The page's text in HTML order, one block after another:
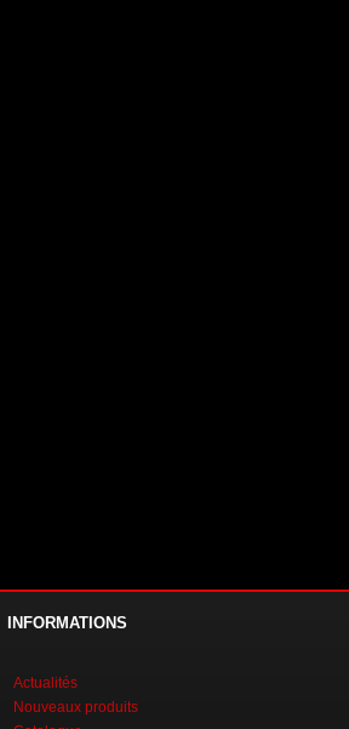
INFORMATIONS
Actualités
Nouveaux produits